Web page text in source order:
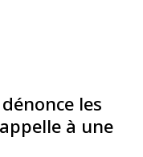
les
à une